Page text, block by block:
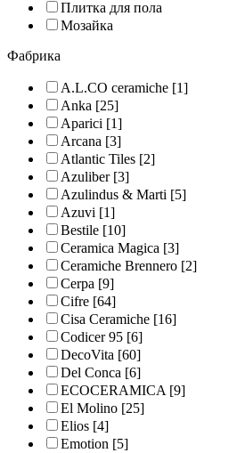
Плитка для пола
Мозайка
Фабрика
A.L.CO ceramiche [1]
Anka [25]
Aparici [1]
Arcana [3]
Atlantic Tiles [2]
Azuliber[3]
Azulindus & Marti [5]
Azuvi [1]
Bestile [10]
Ceramica Magica [3]
Ceramiche Brennero [2]
Cerpa [9]
Cifre [64]
Cisa Ceramiche [16]
Codicer 95 [6]
DecoVita [60]
Del Conca [6]
ECOCERAMICA[9]
El Molino [25]
Elios [4]
Emotion [5]